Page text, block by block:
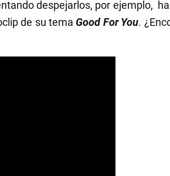
despejarlos, por ejemplo,
de su tema Good For You.